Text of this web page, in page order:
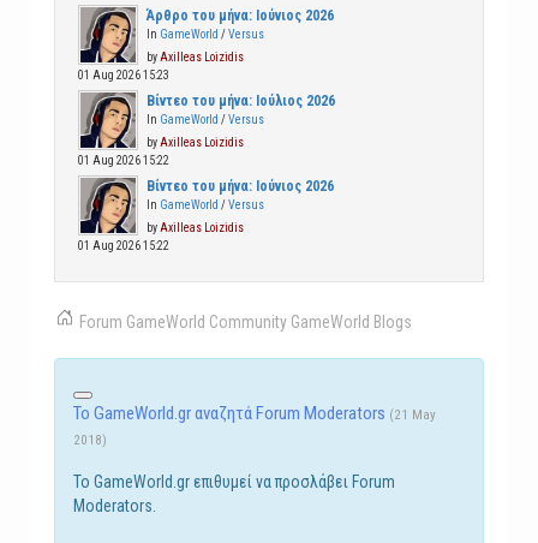
Άρθρο του μήνα: Ιούνιος 2026
In GameWorld /Versus
by Axilleas Loizidis
01 Aug 2026 15:23
Βίντεο του μήνα: Ιούλιος 2026
In GameWorld /Versus
by Axilleas Loizidis
01 Aug 2026 15:22
Βίντεο του μήνα: Ιούνιος 2026
In GameWorld /Versus
by Axilleas Loizidis
01 Aug 2026 15:22
Forum GameWorld Community GameWorld Blogs
Το GameWorld.gr αναζητά Forum Moderators (21 May
2018)
Το GameWorld.gr επιθυμεί να προσλάβει Forum
Moderators.